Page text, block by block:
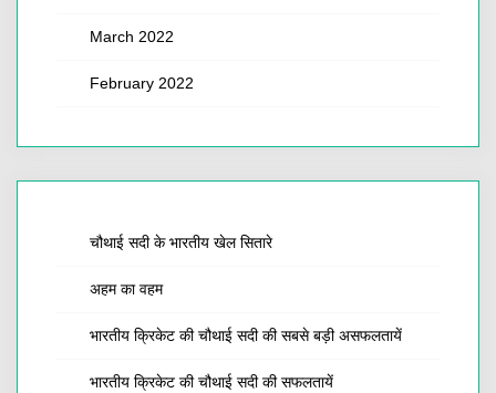
March 2022
February 2022
चौथाई सदी के भारतीय खेल सितारे
अहम का वहम
भारतीय क्रिकेट की चौथाई सदी की सबसे बड़ी असफलतायें
भारतीय क्रिकेट की चौथाई सदी की सफलतायें